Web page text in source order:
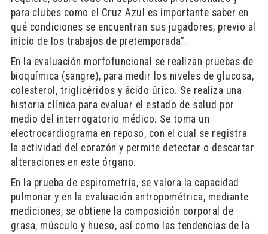
para clubes como el Cruz Azul es importante saber en
qué condiciones se encuentran sus jugadores, previo al
inicio de los trabajos de pretemporada”.
En la evaluación morfofuncional se realizan pruebas de
bioquímica (sangre), para medir los niveles de glucosa,
colesterol, triglicéridos y ácido úrico. Se realiza una
historia clínica para evaluar el estado de salud por
medio del interrogatorio médico. Se toma un
electrocardiograma en reposo, con el cual se registra
la actividad del corazón y permite detectar o descartar
alteraciones en este órgano.
En la prueba de espirometría, se valora la capacidad
pulmonar y en la evaluación antropométrica, mediante
mediciones, se obtiene la composición corporal de
grasa, músculo y hueso, así como las tendencias de la